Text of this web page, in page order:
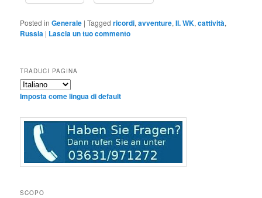
Posted in Generale |Tagged ricordi,avventure,II. WK,cattività,
Russia | Lascia un tuo commento
TRADUCI PAGINA
Imposta come lingua di default
SCOPO